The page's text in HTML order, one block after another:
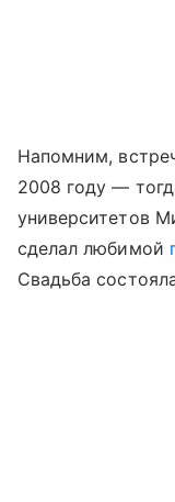
Напомним,
2008 году —
университетов
сделал любимой
Свадьба